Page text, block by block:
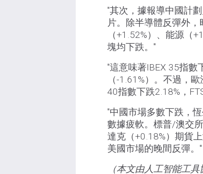
"其次，據報導中國計
片。除半導體反彈外
（+1.52%）、能源（
塊均下跌。"
"這意味著IBEX 35指數
（-1.61%）。不過，
40指數下跌2.18%，
"中國市場多數下跌，
數據疲軟。標普/澳交
達克（+0.18%）期貨
美國市場的晚間反彈。"
（本文由人工智能工